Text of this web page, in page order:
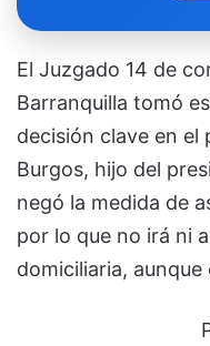
El Juzgado 14 de
Barranquilla tomó
decisión clave en el
Burgos, hijo del
negó la medida de
por lo que no irá ni
domiciliaria,